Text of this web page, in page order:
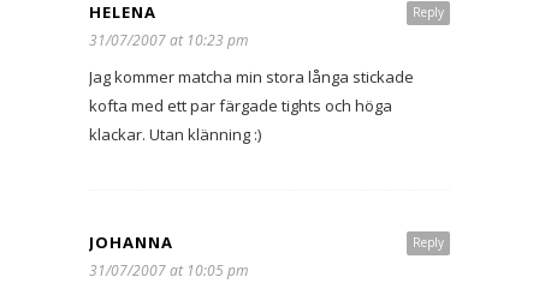
Reply
HELENA
31/07/2007 at 10:23 pm
Jag kommer matcha min stora långa stickade
kofta med ett par färgade tights och höga
klackar. Utan klänning :)
Reply
JOHANNA
31/07/2007 at 10:05 pm